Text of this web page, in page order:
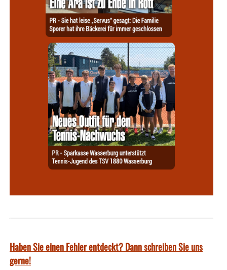
Haben Sie einen Fehler entdeckt? Dann schreiben Sie uns
gerne!